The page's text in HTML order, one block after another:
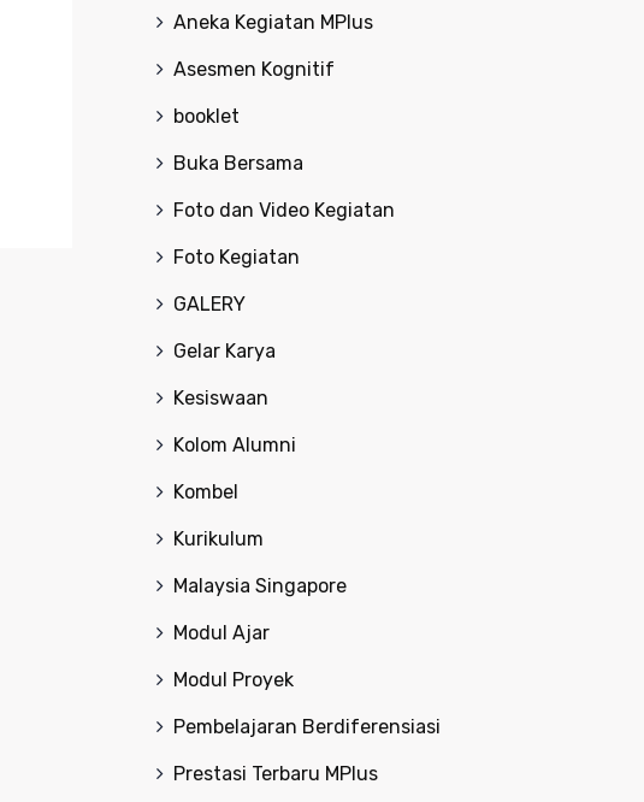
Aneka Kegiatan MPlus
Asesmen Kognitif
booklet
Buka Bersama
Foto dan Video Kegiatan
Foto Kegiatan
GALERY
Gelar Karya
Kesiswaan
Kolom Alumni
Kombel
Kurikulum
Malaysia Singapore
Modul Ajar
Modul Proyek
Pembelajaran Berdiferensiasi
Prestasi Terbaru MPlus